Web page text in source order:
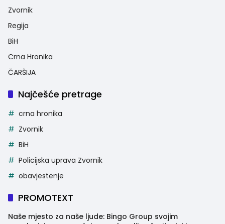
Zvornik
Regija
BiH
Crna Hronika
ČARŠIJA
Najčešće pretrage
crna hronika
Zvornik
BiH
Policijska uprava Zvornik
obavjestenje
PROMOTEXT
Naše mjesto za naše ljude: Bingo Group svojim